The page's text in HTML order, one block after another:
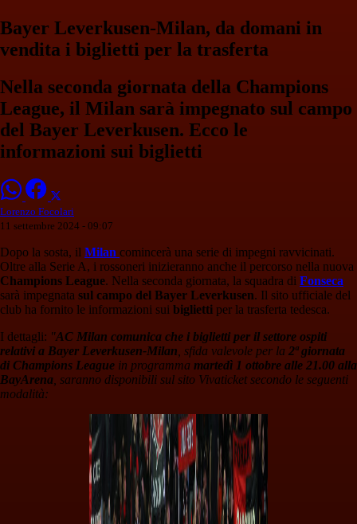
Bayer Leverkusen-Milan, da domani in
vendita i biglietti per la trasferta
Nella seconda giornata della Champions
League, il Milan sarà impegnato sul campo
del Bayer Leverkusen. Ecco le
informazioni sui biglietti
Lorenzo Focolari
11 settembre 2024 - 09:07
Dopo la sosta, il Milan comincerà una serie di impegni ravvicinati.
Oltre alla Serie A, i rossoneri inizieranno anche il percorso nella nuova
Champions League. Nella seconda giornata, la squadra di Fonseca
sarà impegnata sul campo del Bayer Leverkusen. Il sito ufficiale del
club ha fornito le informazioni sui biglietti per la trasferta tedesca.
I dettagli: "AC Milan comunica che i biglietti per il settore ospiti
relativi a Bayer Leverkusen-Milan , sfida valevole per la 2ª giornata
di Champions League in programma martedì 1 ottobre alle 21.00 alla
BayArena , saranno disponibili sul sito Vivaticket secondo le seguenti
modalità: